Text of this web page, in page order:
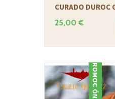
CURADO DUROC
25,00 €
PROMOCIÓN